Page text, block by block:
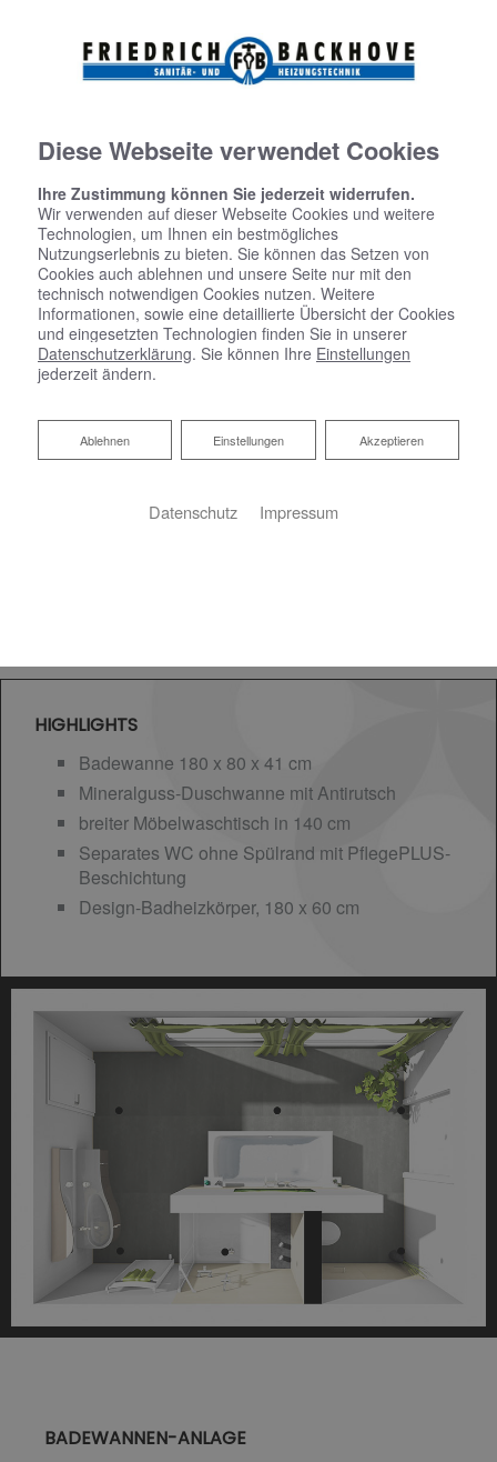
Startseite»Bad»Badinspiration & Musterbäder»Basic-Bad 15,9 ㎡
Basic-Bad 15,9 ㎡
HIGHLIGHTS
Badewanne 180 x 80 x 41 cm
Mineralguss-Duschwanne mit Antirutsch
breiter Möbelwaschtisch in 140 cm
Separates WC ohne Spülrand mit PflegePLUS-
Beschichtung
Design-Badheizkörper, 180 x 60 cm
BADEWANNEN-ANLAGE
Diese Webseite verwendet Cookies
Ihre Zustimmung können Sie jederzeit widerrufen.
Wir verwenden auf dieser Webseite Cookies und weitere
Technologien, um Ihnen ein bestmögliches
Nutzungserlebnis zu bieten. Sie können das Setzen von
Cookies auch ablehnen und unsere Seite nur mit den
technisch notwendigen Cookies nutzen. Weitere
Informationen, sowie eine detaillierte Übersicht der Cookies
und eingesetzten Technologien finden Sie in unserer
Datenschutzerklärung. Sie können Ihre Einstellungen
jederzeit ändern.
Akzeptieren
Einstellungen
Ablehnen
Ablehnen
Datenschutz Impressum